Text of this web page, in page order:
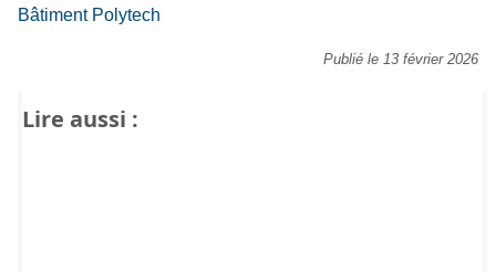
Bâtiment Polytech
Publié le 13 février 2026
Lire aussi :